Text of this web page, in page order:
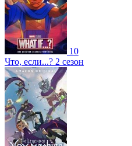
10
Что, если...? 2 сезон